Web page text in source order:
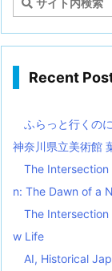
Recent
ふらっと行くの
神奈川県立美術館
The Intersection
n: The Dawn of a
The Intersection
w Life
AI, Historical